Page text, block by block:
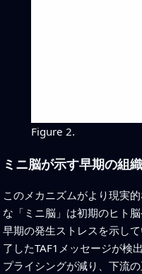
Figure 2.
ミニ脳が示す早期の組
このメカニズムがより現実
な「ミニ脳」は初期のヒト
早期の発生ストレスを示し
了したTAF1メッセージが検
プライシングが減り、下流